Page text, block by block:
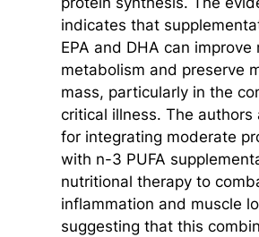
indicates that
EPA and DHA can improve
metabolism and preserve
mass, particularly in the
critical illness. The authors
for integrating moderate
with n-3 PUFA
nutritional therapy to
inflammation and muscle
suggesting that this